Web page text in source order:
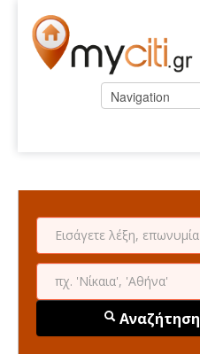
Αναζήτηση